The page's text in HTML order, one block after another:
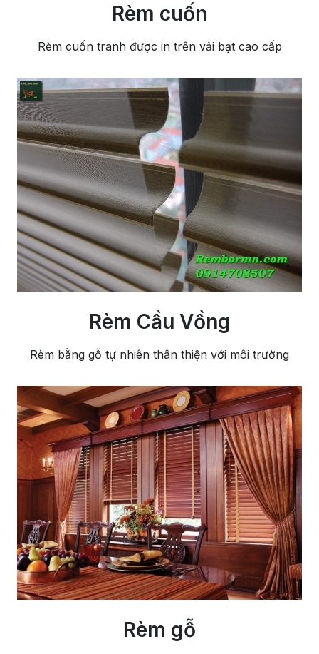
Rèm cuốn
Rèm cuốn tranh được in trên vải bạt cao cấp
Rèm Cầu Vồng
Rèm bằng gỗ tự nhiên thân thiện với môi trường
Rèm gỗ